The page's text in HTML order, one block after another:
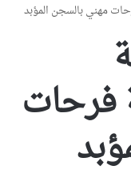
مهني بالسجن المؤبد
فرحات